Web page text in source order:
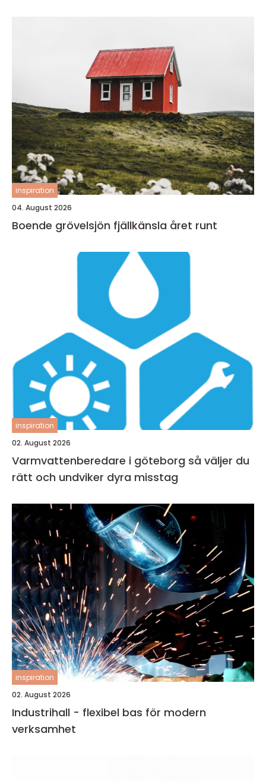
inspiration
04. August 2026
Boende grövelsjön fjällkänsla året runt
inspiration
02. August 2026
Varmvattenberedare i göteborg så väljer du
rätt och undviker dyra misstag
inspiration
02. August 2026
Industrihall - flexibel bas för modern
verksamhet